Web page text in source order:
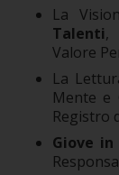
La
Talenti,
Valore
La
Mente e
Registro
Giove in